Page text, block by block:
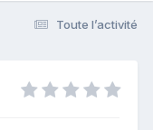
Toute l’activité